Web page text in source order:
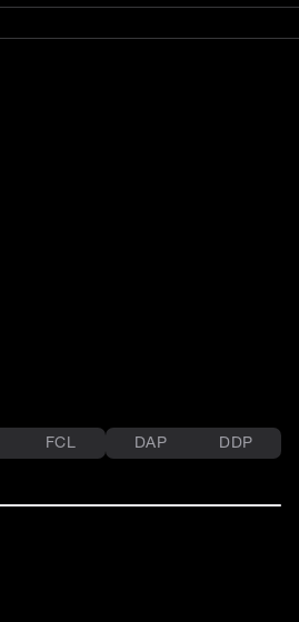
FCL DAP DDP